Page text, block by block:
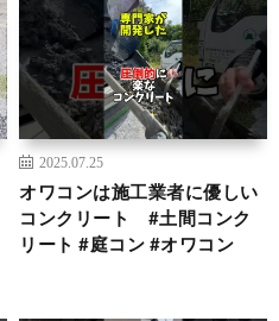
2025.07.25
オワコンは施工業者に優しい
コンクリート #土間コンク
リート #庭コン #オワコン